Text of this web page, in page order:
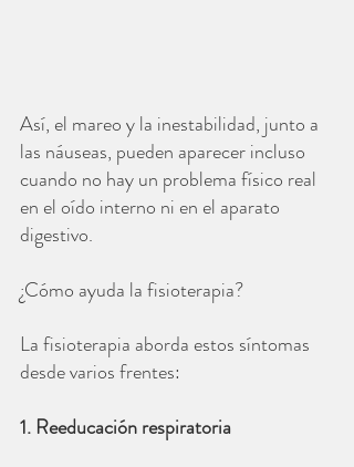
Así, el mareo y la inestabilidad, junto a
las náuseas, pueden aparecer incluso
cuando no hay un problema físico real
en el oído interno ni en el aparato
digestivo.
¿Cómo ayuda la fisioterapia?
La fisioterapia aborda estos síntomas
desde varios frentes:
1. Reeducación respiratoria